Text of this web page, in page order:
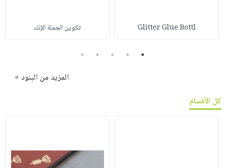
Glitter Glue Bottl تكوين الجملة الإنك
1
2
3
4
5
المزيد من البنود »
كل الأقسام